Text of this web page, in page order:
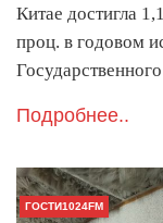
Китае достигла
проц. в годовом
Подробнее..
ГОСТИ1024FM